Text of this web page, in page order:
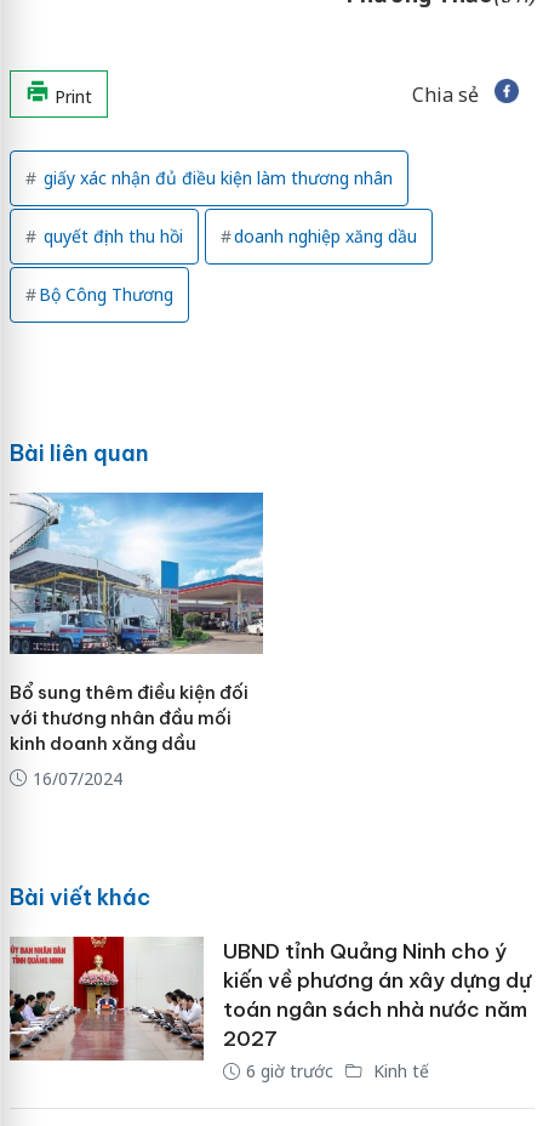
Print Chia sẻ
giấy xác nhận đủ điều kiện làm thương nhân
quyết định thu hồi doanh nghiệp xăng dầu
Bộ Công Thương
Bài liên quan
Bổ sung thêm điều kiện đối
với thương nhân đầu mối
kinh doanh xăng dầu
16/07/2024
Bài viết khác
UBND tỉnh Quảng Ninh cho ý
kiến về phương án xây dựng dự
toán ngân sách nhà nước năm
2027
6 giờ trước Kinh tế